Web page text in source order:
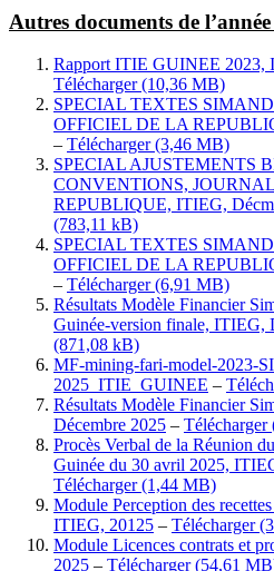
Autres documents de
Rapport ITIE GUINEE 2023,
Télécharger
SPECIAL TEXTES
OFFICIEL DE LA
– Télécharger
SPECIAL AJUSTEMENTS
CONVENTIONS,
REPUBLIQUE, ITIEG,
SPECIAL TEXTES
OFFICIEL DE LA
– Télécharger
Résultats Modèle Financier
Guinée-version finale, ITIEG,
MF-mining-fari-model-2023-
2025_ITIE_GUINEE –
Résultats Modèle Financier
Décembre 2025 – Télécharger
Procès Verbal de la Réunion
Guinée du 30 avril 2025,
Télécharger
Module Perception des
ITIEG, 20125 – Télécharger
Module Licences contrats et
2025 – Télécharger